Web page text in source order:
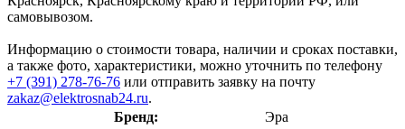
самовывозом.
Информацию о стоимости товара, наличии и сроках поставки,
а также фото, характеристики, можно уточнить по телефону
+7 (391) 278-76-76 или отправить заявку на почту
zakaz@elektrosnab24.ru.
Бренд:
Эра